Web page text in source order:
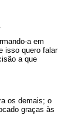
a em
isso quero falar
a que
os demais; o
graças às